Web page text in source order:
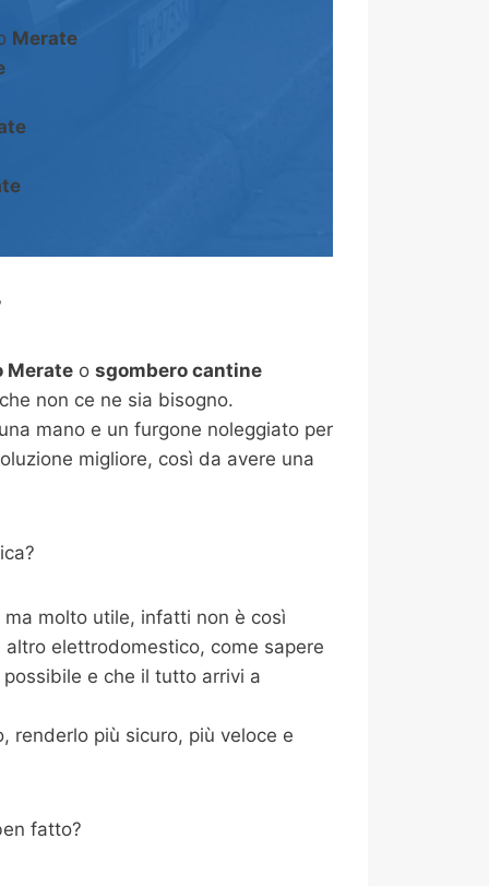
Merate
Merate o sgombero cantine
non ce ne sia bisogno.
mano e un furgone noleggiato per
migliore, così da avere una
molto utile, infatti non è così
elettrodomestico, come sapere
e che il tutto arrivi a
renderlo più sicuro, più veloce e
fatto?